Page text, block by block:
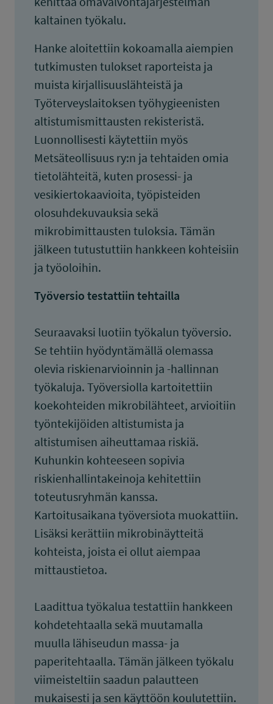
kaltainen työkalu.
Hanke aloitettiin kokoamalla aiempien
tutkimusten tulokset raporteista ja
muista kirjallisuuslähteistä ja
Työterveyslaitoksen työhygieenisten
altistumismittausten rekisteristä.
Luonnollisesti käytettiin myös
Metsäteollisuus ry:n ja tehtaiden omia
tietolähteitä, kuten prosessi- ja
vesikiertokaavioita, työpisteiden
olosuhdekuvauksia sekä
mikrobimittausten tuloksia. Tämän
jälkeen tutustuttiin hankkeen kohteisiin
ja työoloihin.
Työversio testattiin tehtailla
Seuraavaksi luotiin työkalun työversio.
Se tehtiin hyödyntämällä olemassa
olevia riskienarvioinnin ja -hallinnan
työkaluja. Työversiolla kartoitettiin
koekohteiden mikrobilähteet, arvioitiin
työntekijöiden altistumista ja
altistumisen aiheuttamaa riskiä.
Kuhunkin kohteeseen sopivia
riskienhallintakeinoja kehitettiin
toteutusryhmän kanssa.
Kartoitusaikana työversiota muokattiin.
Lisäksi kerättiin mikrobinäytteitä
kohteista, joista ei ollut aiempaa
mittaustietoa.
Laadittua työkalua testattiin hankkeen
kohdetehtaalla sekä muutamalla
muulla lähiseudun massa- ja
paperitehtaalla. Tämän jälkeen työkalu
viimeisteltiin saadun palautteen
mukaisesti ja sen käyttöön koulutettiin.